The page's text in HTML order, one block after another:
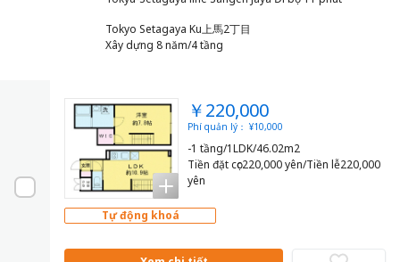
Tokyo Setagaya Ku上馬2丁目
Xây dựng 8 năm/4 tầng
￥220,000
Phí quản lý： ¥10,000
-1 tầng/1LDK/46.02m2
Tiền đặt cọc220,000 yên/Tiền lễ220,000
yên
Tự động khoá